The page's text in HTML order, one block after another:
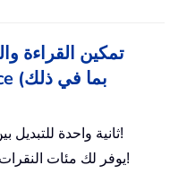
ثانية واحدة للتبديل بين عشرات المستندات المفتوحة!
يوفر لك مئات النقرات يوميًا، وقل وداعًا لألم يد الفأرة!